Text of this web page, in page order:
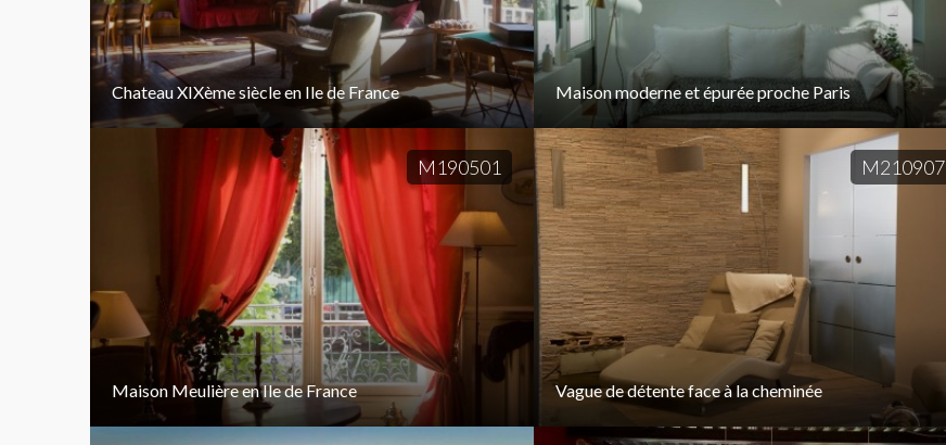
Chateau XIXème siècle en Ile de France Maison moderne et épurée proche Paris
M190501
Maison Meulière en Ile de France
M210907
Vague de détente face à la cheminée